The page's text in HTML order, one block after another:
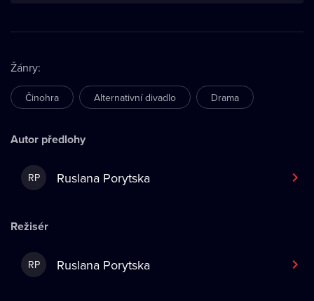
Žánry:
Činohra Alternativní divadlo Drama
Autor předlohy
RP Ruslana Porytska
Režisér
RP Ruslana Porytska